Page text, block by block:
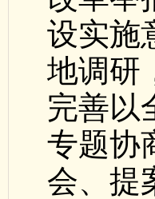
设实施
地调研
完善以
专题协
会、提